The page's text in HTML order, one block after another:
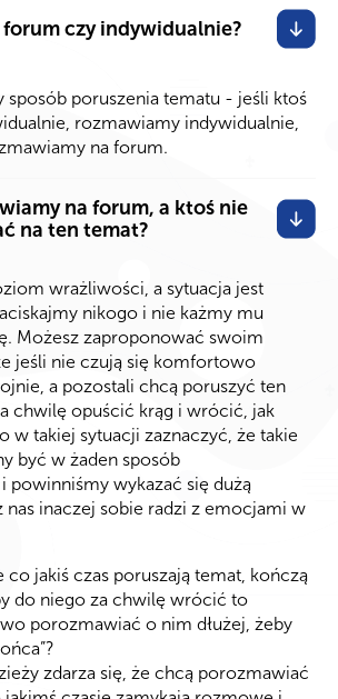
czy indywidualnie?
sposób poruszenia tematu - jeśli ktoś
rozmawiamy indywidualnie,
na forum.
na forum, a ktoś nie
na ten temat?
wrażliwości, a sytuacja jest
nikogo i nie każmy mu
Możesz zaproponować swoim
jeśli nie czują się komfortowo
a pozostali chcą poruszyć ten
chwilę opuścić krąg i wrócić, jak
w takiej sytuacji zaznaczyć, że takie
być w żaden sposób
powinniśmy wykazać się dużą
nas inaczej sobie radzi z emocjami w
co jakiś czas poruszają temat, kończą
do niego za chwilę wrócić to
porozmawiać o nim dłużej, żeby
zdarza się, że chcą porozmawiać